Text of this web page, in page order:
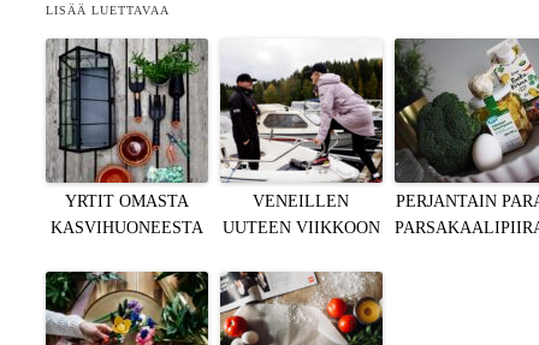
LISÄÄ LUETTAVAA
YRTIT OMASTA
KASVIHUONEESTA
VENEILLEN
UUTEEN VIIKKOON
PERJANTAIN